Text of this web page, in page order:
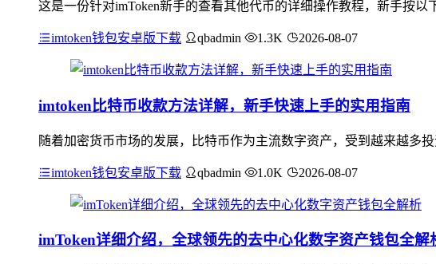
这是一份针对imToken新手的查看其他代币的详细操作教程，新手按
imtoken钱包安卓版下载 qbadmin 1.3K 2026-08-07
imtoken比特币收款方法详解，新手快速上手的实用指南
随着加密货币市场的发展，比特币作为主流数字资产，受到越来越多
imtoken钱包安卓版下载 qbadmin 1.0K 2026-08-07
imToken详细介绍，全球领先的去中心化数字资产钱包全解